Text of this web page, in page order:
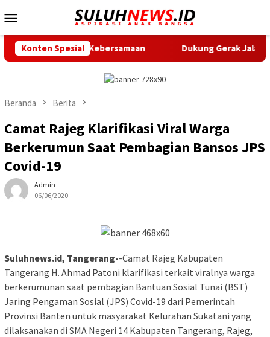
ke
Mobile
Konten Spesial
Kebersamaan Dukung Gerak Jalan Santai HUT
Beranda Berita
Camat Rajeg Klarifikasi Viral Warga
Berkerumun Saat Pembagian Bansos JPS
Covid-19
Admin
06/06/2020
Suluhnews.id, Tangerang--Camat Rajeg Kabupaten
Tangerang H. Ahmad Patoni klarifikasi terkait viralnya warga
berkerumunan saat pembagian Bantuan Sosial Tunai (BST)
Jaring Pengaman Sosial (JPS) Covid-19 dari Pemerintah
Provinsi Banten untuk masyarakat Kelurahan Sukatani yang
dilaksanakan di SMA Negeri 14 Kabupaten Tangerang, Rajeg,